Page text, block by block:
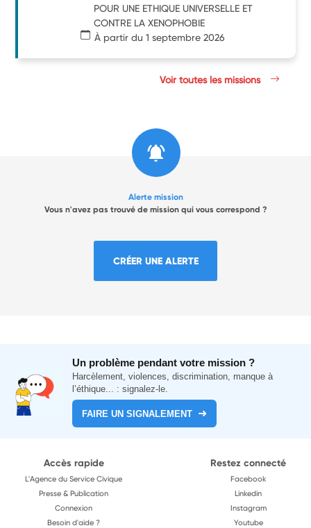
POUR UNE ETHIQUE UNIVERSELLE ET
CONTRE LA XENOPHOBIE
À partir du 1 septembre 2026
Voir toutes les missions
Alerte mission
Vous n'avez pas trouvé de mission qui vous correspond ?
CRÉER UNE ALERTE
Un problème pendant votre mission ?
Harcèlement, violences, discrimination, manque à
l’éthique... : signalez-le.
FAIRE UN SIGNALEMENT
Accès rapide
L'Agence du Service Civique
Presse & Publication
Connexion
Besoin d'aide ?
Restez connecté
Facebook
Linkedin
Instagram
Youtube